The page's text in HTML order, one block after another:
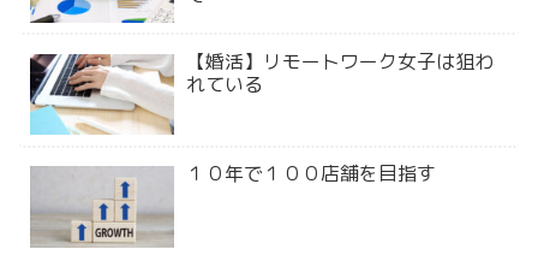
【婚活】リモートワーク女子は狙わ
れている
１０年で１００店舗を目指す